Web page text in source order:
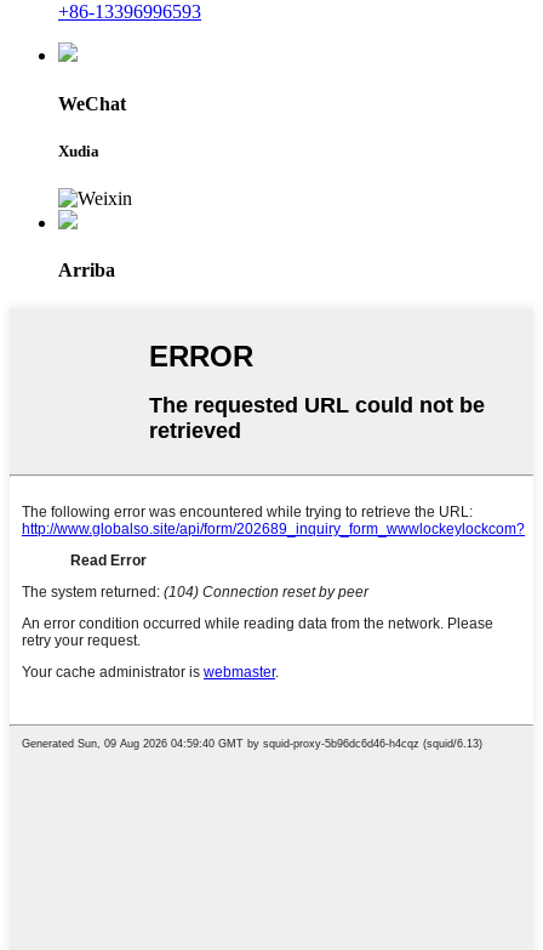
+86-13396996593
WeChat
Xudia
Arriba